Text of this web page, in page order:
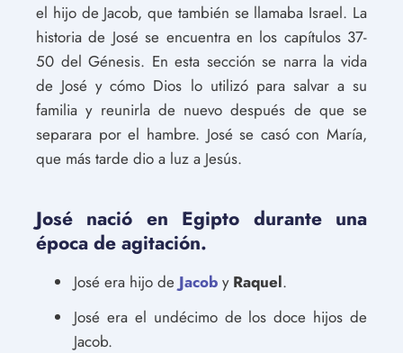
el hijo de Jacob, que también se llamaba Israel. La
historia de José se encuentra en los capítulos 37-
50 del Génesis. En esta sección se narra la vida
de José y cómo Dios lo utilizó para salvar a su
familia y reunirla de nuevo después de que se
separara por el hambre. José se casó con María,
que más tarde dio a luz a Jesús.
José nació en Egipto durante una
época de agitación.
José era hijo de Jacob y Raquel.
José era el undécimo de los doce hijos de
Jacob.